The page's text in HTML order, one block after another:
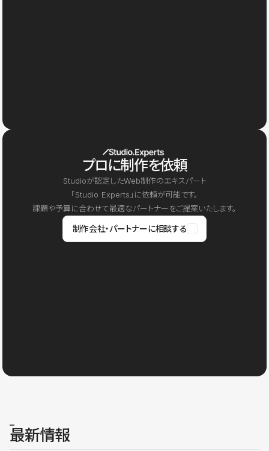
プロに制作を依頼
Studioが認定したWeb制作のエキスパート
「Studio Experts」に依頼が可能です。
課題や予算に合わせて最適なパートナーをご提案いたします。
制作会社・パートナーに相談する
最新情報